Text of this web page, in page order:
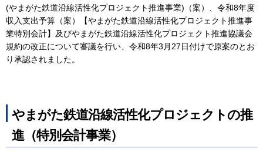
(やまがた鉄道沿線活性化プロジェクト推進事業)（案）、令和8年度
収入支出予算（案）【やまがた鉄道沿線活性化プロジェクト推進事
業特別会計】及びやまがた鉄道沿線活性化プロジェクト推進協議会
規約の改正について審議を行い、令和8年3月27日付けで原案のとお
り承認されました。
やまがた鉄道沿線活性化プロジェクトの推
進（特別会計事業）